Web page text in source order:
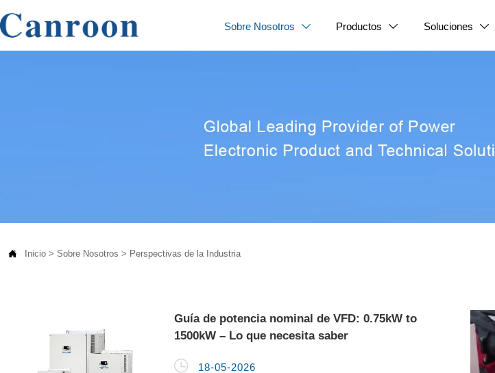
Sobre Nosotros  Productos  Soluciones 
 Inicio > Sobre Nosotros > Perspectivas de la Industria
Guía de potencia nominal de VFD: 0.75kW to
1500kW – Lo que necesita saber
 18-05-2026